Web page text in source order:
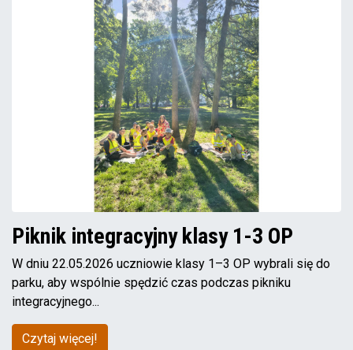
Piknik integracyjny klasy 1-3 OP
W dniu 22.05.2026 uczniowie klasy 1–3 OP wybrali się do
parku, aby wspólnie spędzić czas podczas pikniku
integracyjnego...
Czytaj więcej!